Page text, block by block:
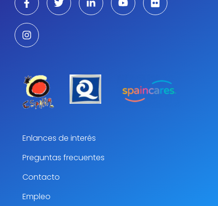
Enlances de interés
Preguntas frecuentes
Contacto
Empleo